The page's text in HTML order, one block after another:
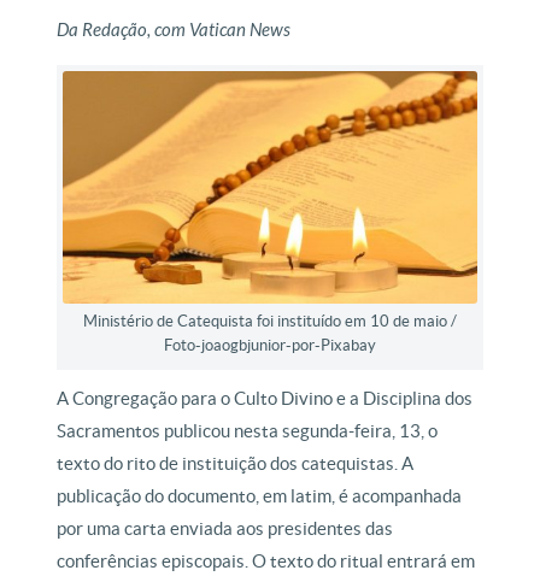
Da Redação, com Vatican News
Ministério de Catequista foi instituído em 10 de maio /
Foto-joaogbjunior-por-Pixabay
A Congregação para o Culto Divino e a Disciplina dos
Sacramentos publicou nesta segunda-feira, 13, o
texto do rito de instituição dos catequistas. A
publicação do documento, em latim, é acompanhada
por uma carta enviada aos presidentes das
conferências episcopais. O texto do ritual entrará em